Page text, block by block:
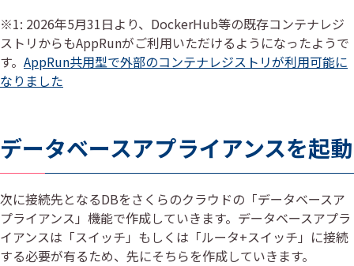
※1: 2026年5月31日より、DockerHub等の既存コンテナレジ
ストリからもAppRunがご利用いただけるようになったようで
す。 AppRun共用型で外部のコンテナレジストリが利用可能に
なりました
データベースアプライアンスを起動
次に接続先となるDBをさくらのクラウドの「データベースア
プライアンス」機能で作成していきます。データベースアプラ
イアンスは「スイッチ」もしくは「ルータ+スイッチ」に接続
する必要が有るため、先にそちらを作成していきます。